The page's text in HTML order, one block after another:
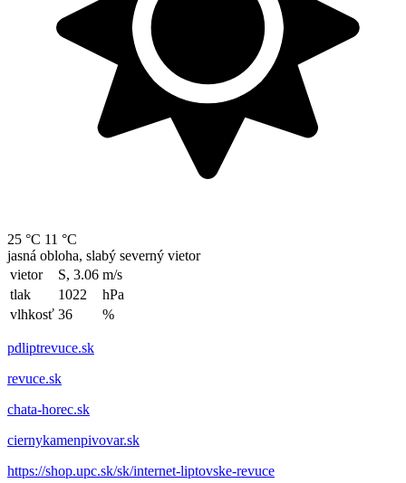
25 °C 11 °C
jasná obloha, slabý severný vietor
vietor
S, 3.06 m/s
tlak
1022
hPa
vlhkosť 36 %
pdliptrevuce.sk
revuce.sk
chata-horec.sk
ciernykamenpivovar.sk
https://shop.upc.sk/sk/internet-liptovske-revuce